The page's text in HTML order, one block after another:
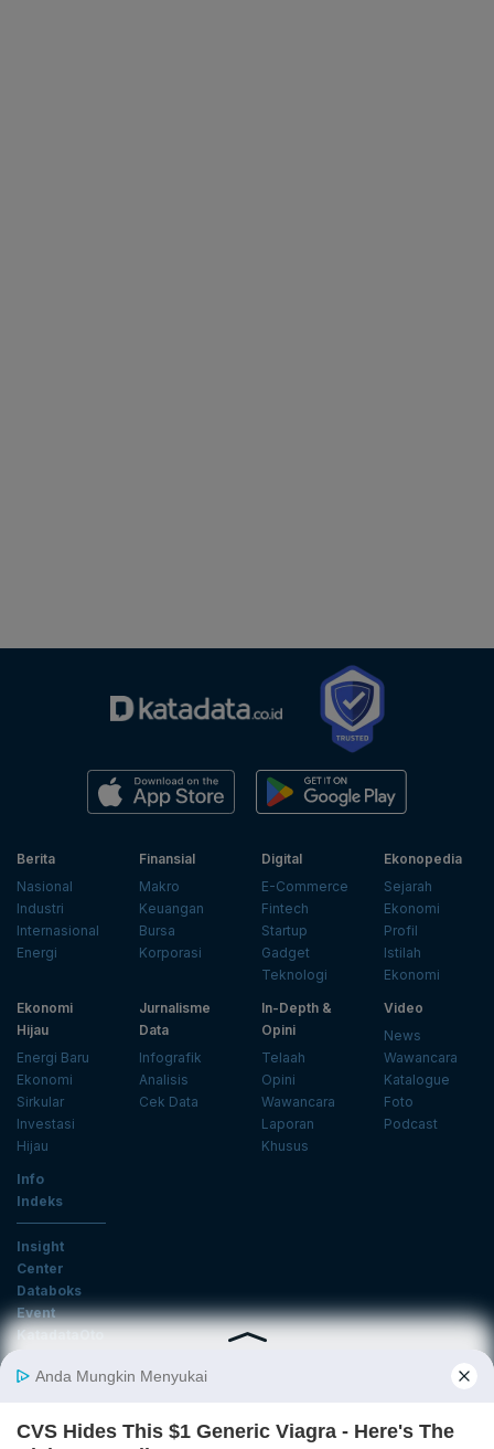
Berita
Nasional
Industri
Internasional
Energi
Finansial
Makro
Keuangan
Bursa
Korporasi
Digital
E-Commerce
Fintech
Startup
Gadget
Teknologi
Ekonopedia
Sejarah
Ekonomi
Profil
Istilah
Ekonomi
Ekonomi
Hijau
Energi Baru
Ekonomi
Sirkular
Investasi
Hijau
Jurnalisme
Data
Infografik
Analisis
Cek Data
In-Depth &
Opini
Telaah
Opini
Wawancara
Laporan
Khusus
Video
News
Wawancara
Katalogue
Foto
Podcast
Info
Indeks
Insight
Center
Databoks
Event
KatadataOto
Email
Daftar